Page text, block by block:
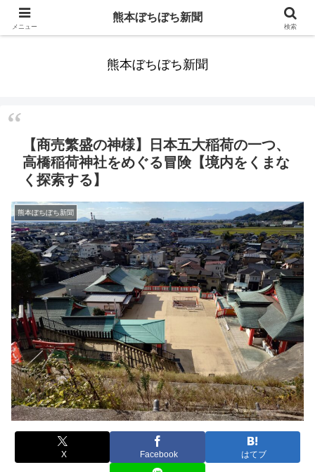
みんなまだ気づかずすごしていたんだわ。ずっといっしょに歩いてゆけるっ
熊本ぼちぼち新聞
【商売繁盛の神様】日本五大稲荷の一つ、
高橋稲荷神社をめぐる冒険【境内をくまな
く探索する】
熊本ぼちぼち新聞
X Facebook はてブ
メニュー
熊本ぼちぼち新聞
検索